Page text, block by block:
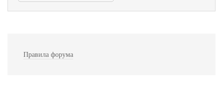
Правила форума